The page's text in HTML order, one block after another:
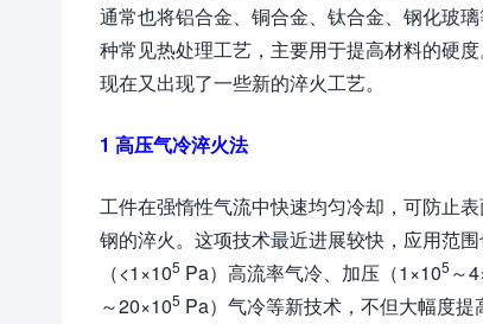
通常也将铝合金、铜合金、钛合金、钢化玻
种常见热处理工艺，主要用于提高材料的硬
现在又出现了一些新的淬火工艺。
1 高压气冷淬火法
工件在强惰性气流中快速均匀冷却，可防止
钢的淬火。这项技术最近进展较快，应用范
（<1×105 Pa）高流率气冷、加压（1×105 ～
～20×105 Pa）气冷等新技术，不但大幅度